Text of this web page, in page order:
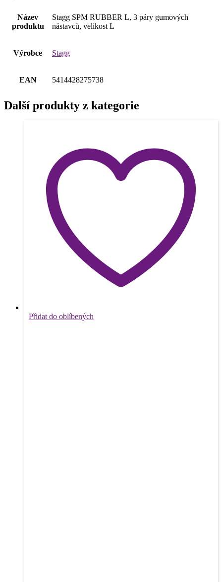
Název
produktu
Stagg SPM RUBBER L, 3 páry gumových
nástavců, velikost L
Výrobce Stagg
EAN 5414428275738
Další produkty z kategorie
Přidat do oblíbených